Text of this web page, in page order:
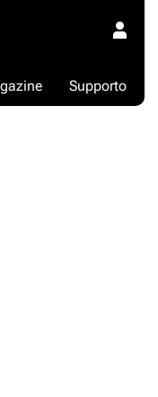
Supporto